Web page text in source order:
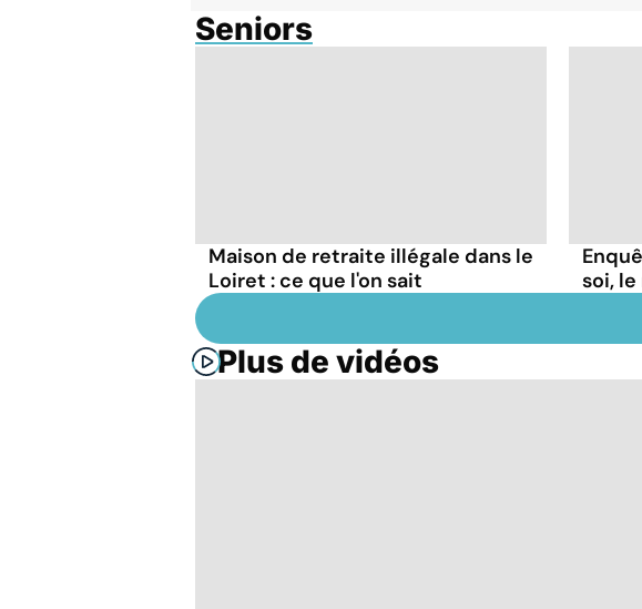
Seniors
Maison de retraite illégale dans le
Loiret : ce que l'on sait
soi,
Plus de vidéos